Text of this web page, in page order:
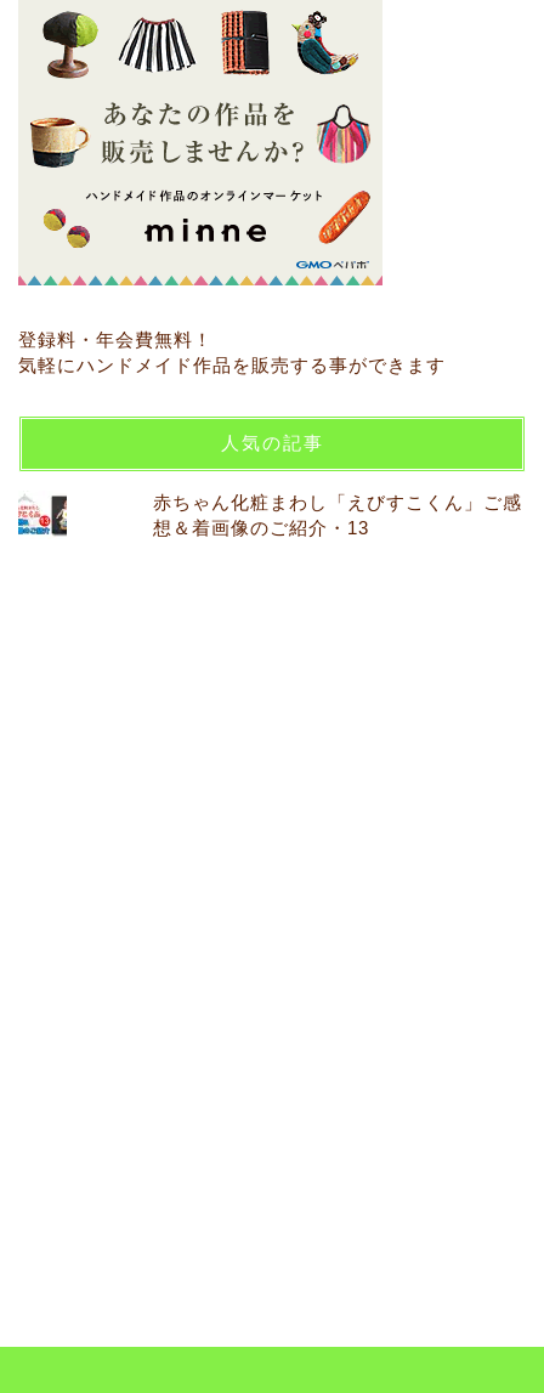
登録料・年会費無料！
気軽にハンドメイド作品を販売する事ができます
人気の記事
赤ちゃん化粧まわし「えびすこくん」ご感
想＆着画像のご紹介・13